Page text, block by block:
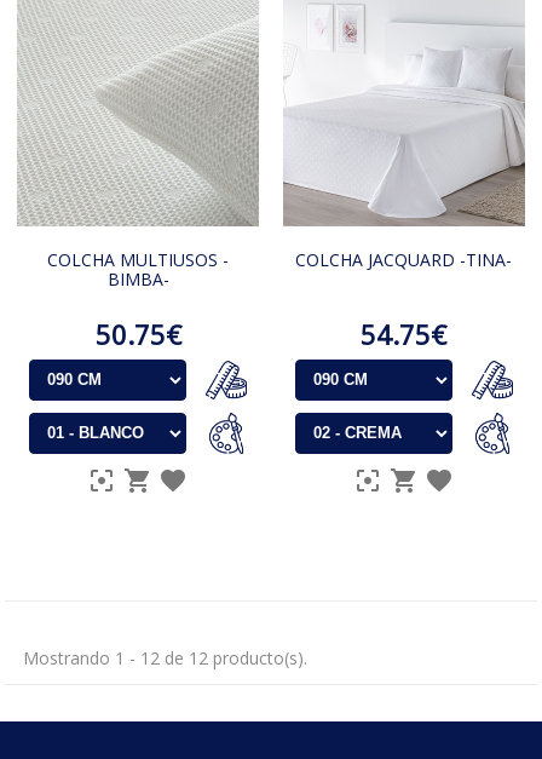
COLCHA MULTIUSOS -
BIMBA-
50.75€
COLCHA JACQUARD -TINA-
54.75€
Mostrando 1 - 12 de 12 producto(s).